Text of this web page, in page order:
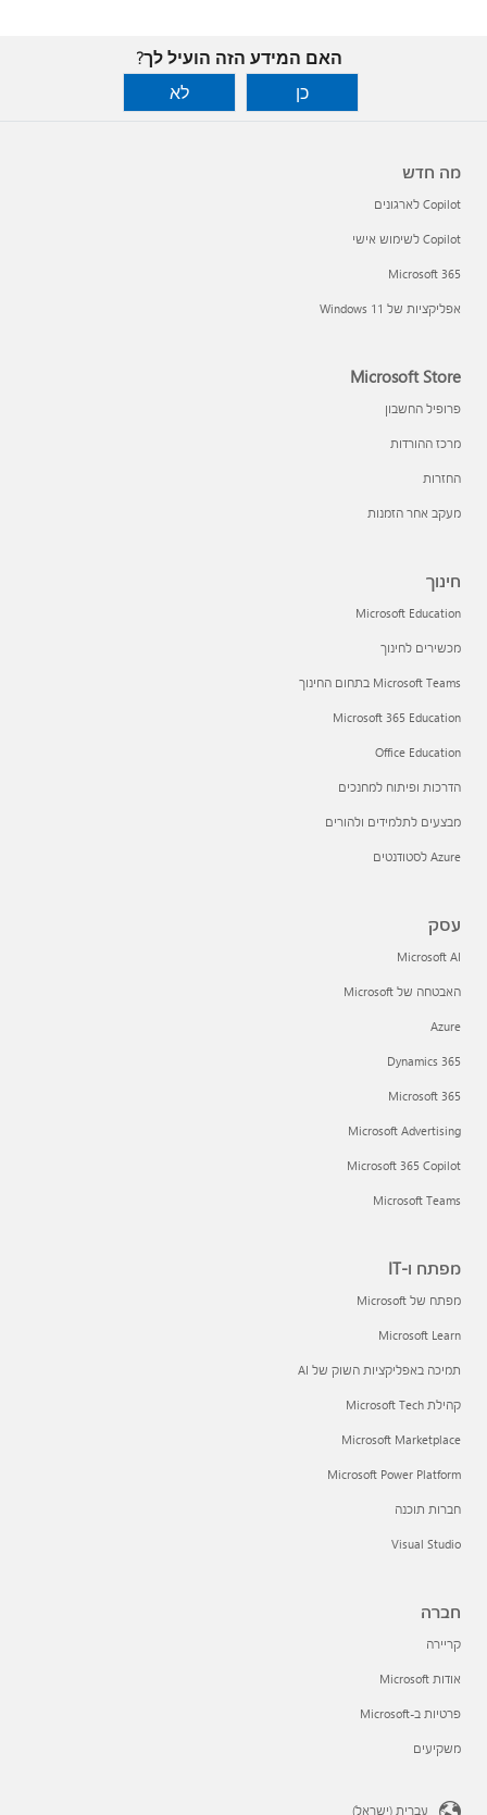
האם המידע הזה הועיל לך?
כן
לא
מה חדש
Copilot לארגונים
Copilot לשימוש אישי
Microsoft 365
אפליקציות של Windows 11‏
Microsoft Store
פרופיל החשבון
מרכז ההורדות
החזרות
מעקב אחר הזמנות
חינוך
Microsoft Education
מכשירים לחינוך
Microsoft Teams בתחום החינוך
Microsoft 365 Education
Office Education
הדרכות ופיתוח למחנכים
מבצעים לתלמידים ולהורים
Azure לסטודנטים
עסק
Microsoft AI
האבטחה של Microsoft
Azure
Dynamics 365
Microsoft 365
Microsoft Advertising
Microsoft 365 Copilot
Microsoft Teams
מפתח ו-IT
מפתח של Microsoft
Microsoft Learn
תמיכה באפליקציות השוק של AI
קהילת Microsoft Tech
Microsoft Marketplace
Microsoft Power Platform
חברות תוכנה
Visual Studio
חברה
קריירה
אודות Microsoft
פרטיות ב-Microsoft
משקיעים
עברית (ישראל)